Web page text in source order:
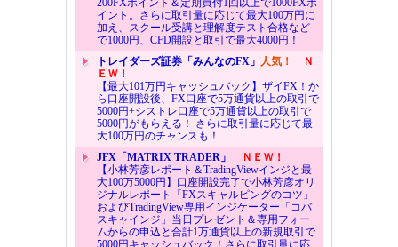
200FXポイント＆定期買付1回以上で1000FXポ
イント。さらに取引量に応じて最大100万円に
加え、スクール受講と理解度テスト合格など
で1000円、CFD開設と取引で最大4000円！
トレイダーズ証券「みんなのFX」 人気！
Ｎ
ＥＷ！
【最大101万円キャッシュバック】ザイFX！か
ら口座開設後、FX口座で5万通貨以上の取引で
5000円+シストレ口座で5万通貨以上の取引で
5000円がもらえる！ さらに取引量に応じて最
大100万円のチャンスも！
JFX「MATRIX TRADER」
ＮＥＷ！
【小林芳彦レポート＆TradingViewインジと最
大100万5000円】口座開設完了で小林芳彦オリ
ジナルレポート「FXスキャルピングのコツ」
およびTradingView専用インジケーター「コバ
スキャインジ」当日プレゼント＆専用フォー
ムからの申込と合計1万通貨以上の新規取引で